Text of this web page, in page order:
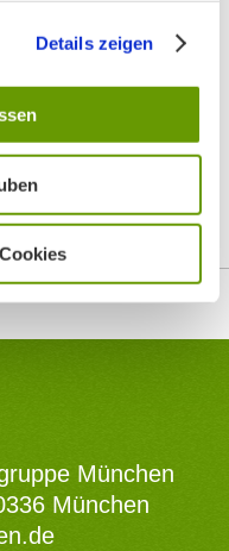
Details zeigen
München
München